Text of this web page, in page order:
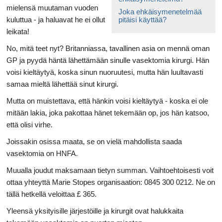
Joka ehkäisymenetelmää
pitäisi käyttää?
mielensä muutaman vuoden
kuluttua - ja haluavat he ei ollut
leikata!
No, mitä teet nyt? Britanniassa, tavallinen asia on mennä oman
GP ja pyydä häntä lähettämään sinulle vasektomia kirurgi. Hän
voisi kieltäytyä, koska sinun nuoruutesi, mutta hän luultavasti
samaa mieltä lähettää sinut kirurgi.
Mutta on muistettava, että hänkin voisi kieltäytyä - koska ei ole
mitään lakia, joka pakottaa hänet tekemään op, jos hän katsoo,
että olisi virhe.
Joissakin osissa maata, se on vielä mahdollista saada
vasektomia on HNFA.
Muualla joudut maksamaan tietyn summan. Vaihtoehtoisesti voit
ottaa yhteyttä Marie Stopes organisaation: 0845 300 0212. Ne on
tällä hetkellä veloittaa £ 365.
Yleensä yksityisille järjestöille ja kirurgit ovat halukkaita